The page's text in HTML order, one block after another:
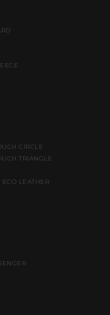
CIRCLE
TRIANGLE
LEATHER